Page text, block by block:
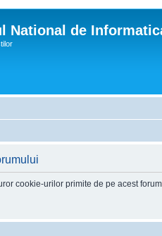
National de
cookie-urilor primite de pe acest